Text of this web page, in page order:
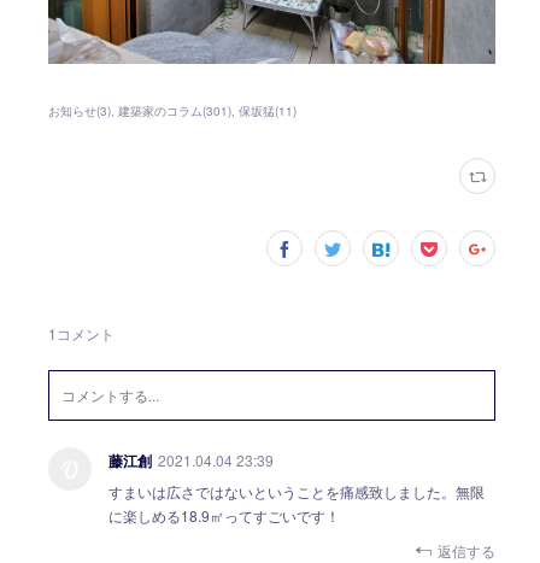
お知らせ(3) 建築家のコラム(301) 保坂猛(11)
1 コメント
藤江創 2021.04.04 23:39
すまいは広さではないということを痛感致しました。無限
に楽しめる18.9㎡ってすごいです！
返信する